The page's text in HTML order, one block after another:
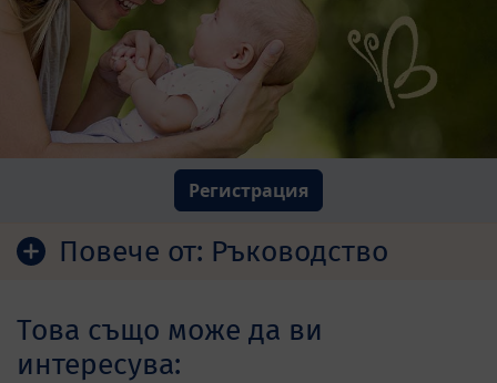
Регистрация
Повече от: Ръководство
Това също може да ви
интересува: